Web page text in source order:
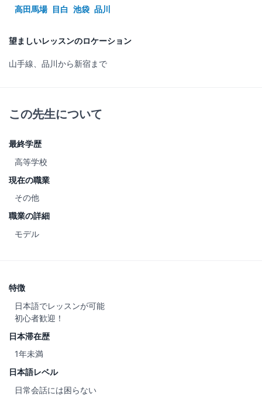
高田馬場 目白 池袋 品川
望ましいレッスンのロケーション
山手線、品川から新宿まで
この先生について
最終学歴
高等学校
現在の職業
その他
職業の詳細
モデル
特徴
日本語でレッスンが可能
初心者歓迎！
日本滞在歴
1年未満
日本語レベル
日常会話には困らない